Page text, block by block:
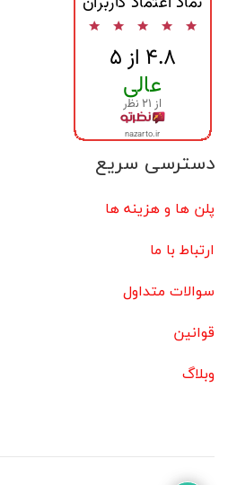
دسترسی سریع
پلن ها و هزینه ها
ارتباط با ما
سوالات متداول
قوانین
وبلاگ